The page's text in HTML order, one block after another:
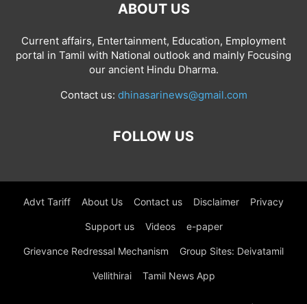
ABOUT US
Current affairs, Entertainment, Education, Employment
portal in Tamil with National outlook and mainly Focusing
our ancient Hindu Dharma.
Contact us: dhinasarinews@gmail.com
FOLLOW US
Advt Tariff About Us Contact us Disclaimer Privacy
Support us Videos e-paper
Grievance Redressal Mechanism Group Sites: Deivatamil
Vellithirai Tamil News App